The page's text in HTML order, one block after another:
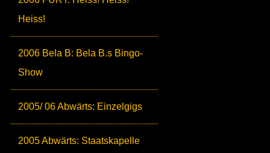
Heiss!
2006 Bela B: Bela B.s Bingo-
Show
2005/ 06 Abwärts: Einzelgigs
2005 Abwärts: Staatskapelle